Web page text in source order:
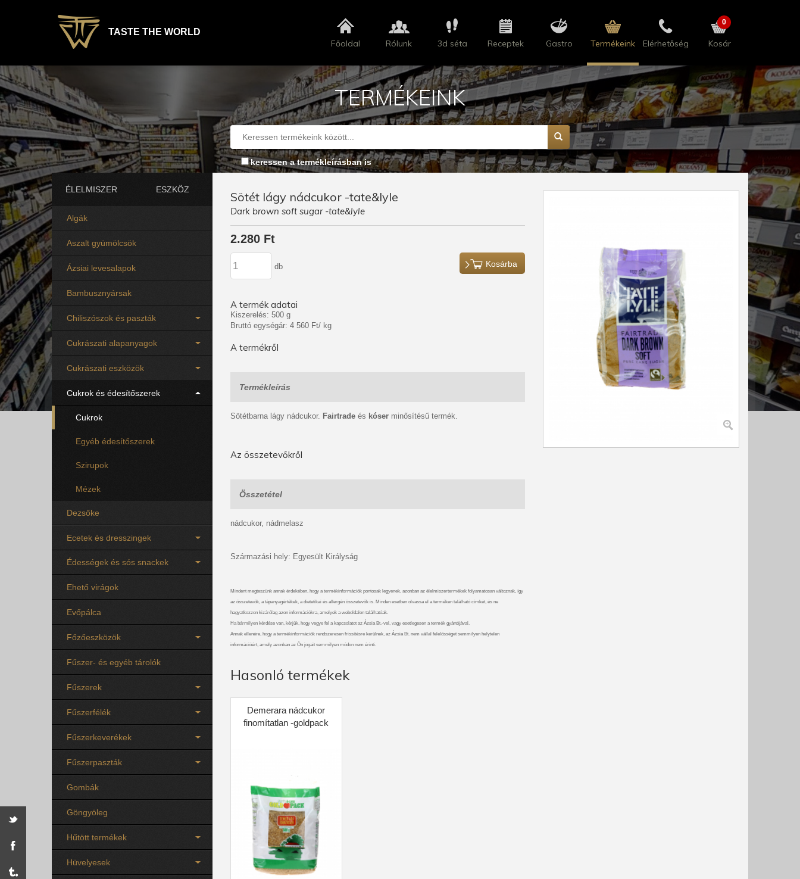
TASTE THE WORLD
Főoldal Rólunk 3d séta Receptek Gastro Termékeink Elérhetőség Kosár
0
TERMÉKEINK
keressen a termékleírásban is
ÉLELMISZER ESZKÖZ
Algák
Aszalt gyümölcsök
Ázsiai levesalapok
Bambusznyársak
Chiliszószok és paszták
Cukrászati alapanyagok
Cukrászati eszközök
Cukrok és édesítőszerek
Cukrok
Egyéb édesítőszerek
Szirupok
Mézek
Dezsőke
Ecetek és dresszingek
Édességek és sós snackek
Ehető virágok
Evőpálca
Főzőeszközök
Fűszer- és egyéb tárolók
Fűszerek
Fűszerfélék
Fűszerkeverékek
Fűszerpaszták
Gombák
Göngyöleg
Hűtött termékek
Hüvelyesek
Sötét lágy nádcukor -tate&lyle
Dark brown soft sugar -tate&lyle
2.280 Ft
db Kosárba
A termék adatai
Kiszerelés: 500 g
Bruttó egységár: 4 560 Ft/ kg
A termékről
Termékleírás
Sötétbarna lágy nádcukor. Fairtrade és kóser minősítésű termék.
Az összetevőkről
Összetétel
nádcukor, nádmelasz
Származási hely: Egyesült Királyság
Mindent megteszünk annak érdekében, hogy a termékinformációk pontosak legyenek, azonban az élelmiszertermékek folyamatosan változnak, így
az összetevők, a tápanyagértékek, a dietetikai és allergén összetevők is. Minden esetben olvassa el a terméken található címkét, és ne
hagyatkozzon kizárólag azon információkra, amelyek a weboldalon találhatóak.
Ha bármilyen kérdése van, kérjük, hogy vegye fel a kapcsolatot az Ázsia Bt.-vel, vagy esetlegesen a termék gyártójával.
Annak ellenére, hogy a termékinformációk rendszeresen frissítésre kerülnek, az Ázsia Bt. nem vállal felelősséget semmilyen helytelen
információért, amely azonban az Ön jogait semmilyen módon nem érinti.
Hasonló termékek
Demerara nádcukor
finomítatlan -goldpack